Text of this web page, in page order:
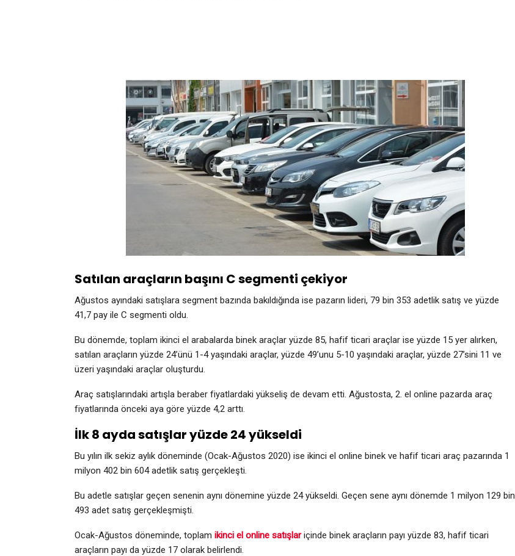
Satılan araçların başını C segmenti çekiyor
Ağustos ayındaki satışlara segment bazında bakıldığında ise pazarın lideri, 79 bin 353 adetlik satış ve yüzde
41,7 pay ile C segmenti oldu.
Bu dönemde, toplam ikinci el arabalarda binek araçlar yüzde 85, hafif ticari araçlar ise yüzde 15 yer alırken,
satılan araçların yüzde 24’ünü 1-4 yaşındaki araçlar, yüzde 49’unu 5-10 yaşındaki araçlar, yüzde 27’sini 11 ve
üzeri yaşındaki araçlar oluşturdu.
Araç satışlarındaki artışla beraber fiyatlardaki yükseliş de devam etti. Ağustosta, 2. el online pazarda araç
fiyatlarında önceki aya göre yüzde 4,2 arttı.
İlk 8 ayda satışlar yüzde 24 yükseldi
Bu yılın ilk sekiz aylık döneminde (Ocak-Ağustos 2020) ise ikinci el online binek ve hafif ticari araç pazarında 1
milyon 402 bin 604 adetlik satış gerçekleşti.
Bu adetle satışlar geçen senenin aynı dönemine yüzde 24 yükseldi. Geçen sene aynı dönemde 1 milyon 129 bin
493 adet satış gerçekleşmişti.
Ocak-Ağustos döneminde, toplam ikinci el online satışlar içinde binek araçların payı yüzde 83, hafif ticari
araçların payı da yüzde 17 olarak belirlendi.